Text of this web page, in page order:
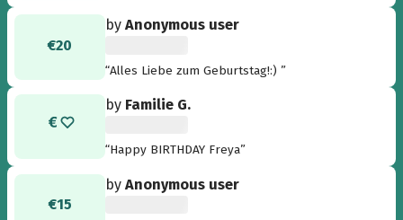
€20
byAnonymous user
“Alles Liebe zum Geburtstag!:) ”
by Familie G.
“Happy BIRTHDAY Freya”
€15
byAnonymous user